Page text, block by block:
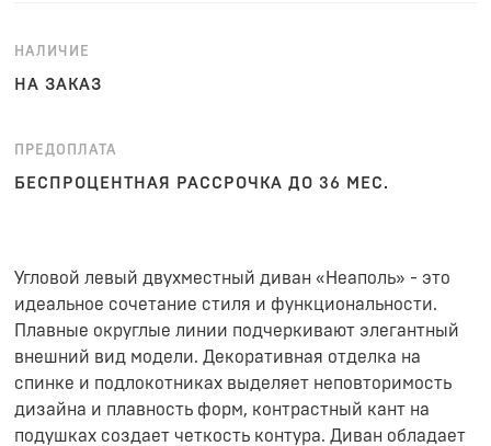
НАЛИЧИЕ
НА ЗАКАЗ
ПРЕДОПЛАТА
БЕСПРОЦЕНТНАЯ РАССРОЧКА ДО 36 МЕС.
Угловой левый двухместный диван «Неаполь» - это
идеальное сочетание стиля и функциональности.
Плавные округлые линии подчеркивают элегантный
внешний вид модели. Декоративная отделка на
спинке и подлокотниках выделяет неповторимость
дизайна и плавность форм, контрастный кант на
подушках создает четкость контура. Диван обладает